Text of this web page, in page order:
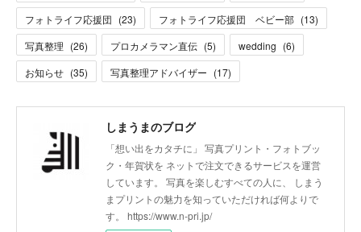
フォトライフ応援団 (23) フォトライフ応援団 ベビー部 (13)
写真整理 (26) プロカメラマン直伝 (5) wedding (6)
お知らせ (35) 写真整理アドバイザー (17)
しまうまのブログ
「想い出をカタチに」 写真プリント・フォトブッ
ク・年賀状を ネットで注文できるサービスを運営
しています。 写真を楽しむすべての人に、 しまう
まプリントの魅力を知っていただければ何よりで
す。 https://www.n-pri.jp/